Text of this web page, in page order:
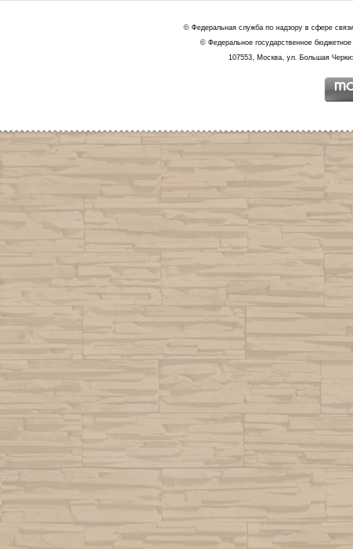
© Федеральная служба по надзору в сфере
© Федеральное государственное
107553, Москва, ул. Большая